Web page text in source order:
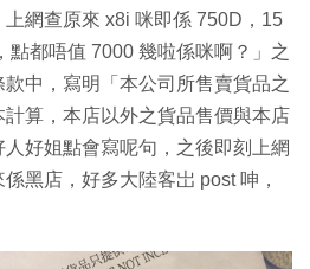
上網查原來 x8i 咪即係 750D，15
點都唔值 7000 幾啦係咪啊？」之
中，寫明「本公司所售賣貨品之
算，本店以外之貨品售價與本店
好姐點會寫呢句，之後即刻上網
黑店，好多大陸客岀 post 呻，